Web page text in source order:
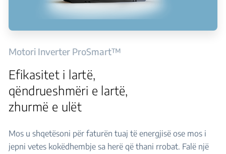
Motori Inverter ProSmart™
Efikasitet i lartë,
qëndrueshmëri e lartë,
zhurmë e ulët
Mos u shqetësoni për faturën tuaj të energjisë ose mos i
jepni vetes kokëdhembje sa herë që thani rrobat. Falë një